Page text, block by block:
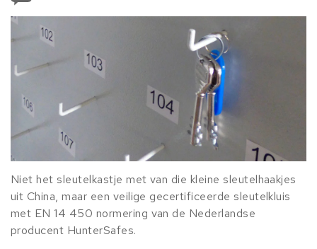
Niet het sleutelkastje met van die kleine sleutelhaakjes
uit China, maar een veilige gecertificeerde sleutelkluis
met EN 14 450 normering van de Nederlandse
producent HunterSafes.